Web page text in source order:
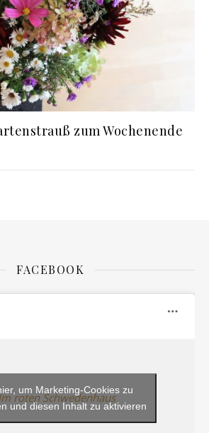
zum Wochenende
FACEBOOK
roten Schwedenhaus
um Marketing-Cookies zu
und diesen Inhalt zu aktivieren